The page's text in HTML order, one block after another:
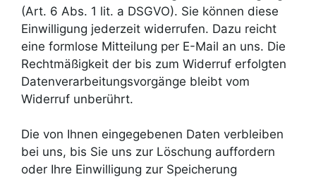
(Art. 6 Abs. 1 lit. a DSGVO). Sie können diese
Einwilligung jederzeit widerrufen. Dazu reicht
eine formlose Mitteilung per E-Mail an uns. Die
Rechtmäßigkeit der bis zum Widerruf erfolgten
Datenverarbeitungsvorgänge bleibt vom
Widerruf unberührt.
Die von Ihnen eingegebenen Daten verbleiben
bei uns, bis Sie uns zur Löschung auffordern
oder Ihre Einwilligung zur Speicherung